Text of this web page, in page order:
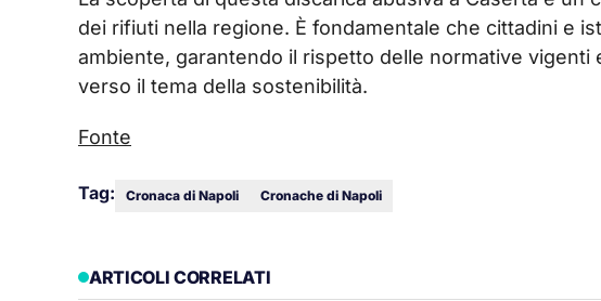
dei rifiuti nella regione. È fondamentale che cittadini e
ambiente, garantendo il rispetto delle normative
verso il tema della sostenibilità.
Fonte
Tag: Cronaca di Napoli Cronache di Napoli
ARTICOLI CORRELATI